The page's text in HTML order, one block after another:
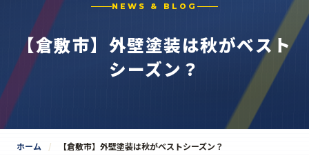
NEWS & BLOG
【倉敷市】外壁塗装は秋がベスト
シーズン？
ホーム 【倉敷市】外壁塗装は秋がベストシーズン？